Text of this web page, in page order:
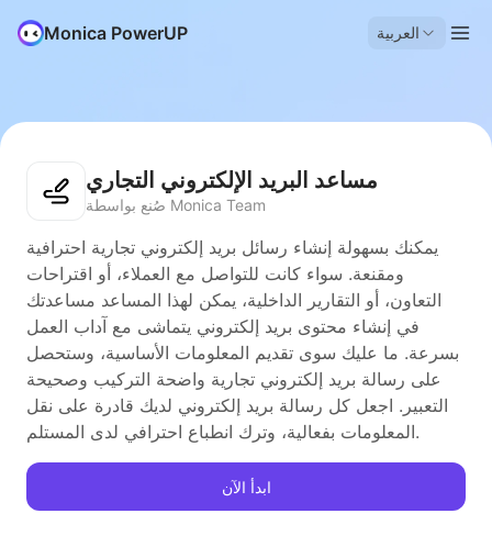
Monica PowerUP العربية
مساعد البريد الإلكتروني التجاري
صُنع بواسطة Monica Team
يمكنك بسهولة إنشاء رسائل بريد إلكتروني تجارية احترافية
ومقنعة. سواء كانت للتواصل مع العملاء، أو اقتراحات
التعاون، أو التقارير الداخلية، يمكن لهذا المساعد مساعدتك
في إنشاء محتوى بريد إلكتروني يتماشى مع آداب العمل
بسرعة. ما عليك سوى تقديم المعلومات الأساسية، وستحصل
على رسالة بريد إلكتروني تجارية واضحة التركيب وصحيحة
التعبير. اجعل كل رسالة بريد إلكتروني لديك قادرة على نقل
المعلومات بفعالية، وترك انطباع احترافي لدى المستلم.
ابدأ الآن